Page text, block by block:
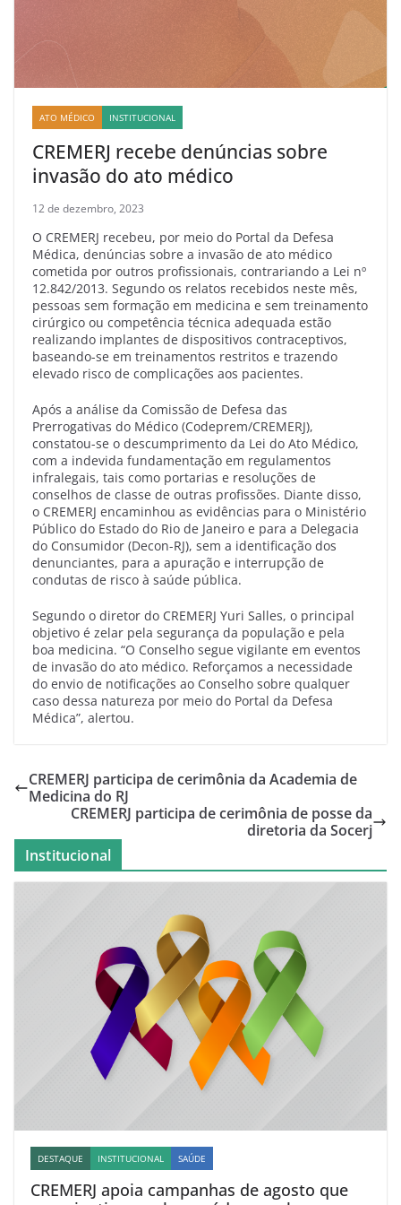
ATO MÉDICO INSTITUCIONAL
CREMERJ recebe denúncias sobre
invasão do ato médico
12 de dezembro, 2023
O CREMERJ recebeu, por meio do Portal da Defesa
Médica, denúncias sobre a invasão de ato médico
cometida por outros profissionais, contrariando a Lei nº
12.842/2013. Segundo os relatos recebidos neste mês,
pessoas sem formação em medicina e sem treinamento
cirúrgico ou competência técnica adequada estão
realizando implantes de dispositivos contraceptivos,
baseando-se em treinamentos restritos e trazendo
elevado risco de complicações aos pacientes.
Após a análise da Comissão de Defesa das
Prerrogativas do Médico (Codeprem/CREMERJ),
constatou-se o descumprimento da Lei do Ato Médico,
com a indevida fundamentação em regulamentos
infralegais, tais como portarias e resoluções de
conselhos de classe de outras profissões. Diante disso,
o CREMERJ encaminhou as evidências para o Ministério
Público do Estado do Rio de Janeiro e para a Delegacia
do Consumidor (Decon-RJ), sem a identificação dos
denunciantes, para a apuração e interrupção de
condutas de risco à saúde pública.
Segundo o diretor do CREMERJ Yuri Salles, o principal
objetivo é zelar pela segurança da população e pela
boa medicina. “O Conselho segue vigilante em eventos
de invasão do ato médico. Reforçamos a necessidade
do envio de notificações ao Conselho sobre qualquer
caso dessa natureza por meio do Portal da Defesa
Médica”, alertou.
CREMERJ participa de cerimônia da Academia de
Medicina do RJ
CREMERJ participa de cerimônia de posse da
diretoria da Socerj
Institucional
DESTAQUE INSTITUCIONAL SAÚDE
CREMERJ apoia campanhas de agosto que